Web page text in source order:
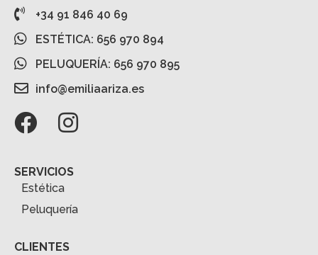
+34 91 846 40 69
ESTÉTICA: 656 970 894
PELUQUERÍA: 656 970 895
info@emiliaariza.es
SERVICIOS
Estética
Peluquería
CLIENTES